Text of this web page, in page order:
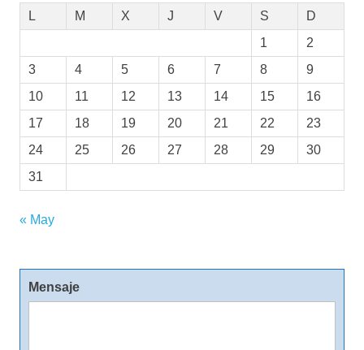
L
M X J V S
D
1
2
3
4 5 6 7 8
9
10
11 12 13 14 15
16
17
18 19 20 21 22
23
24
25 26 27 28 29
30
31
« May
Mensaje